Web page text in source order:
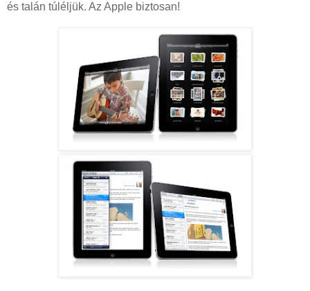
és talán túléljük. Az Apple biztosan!